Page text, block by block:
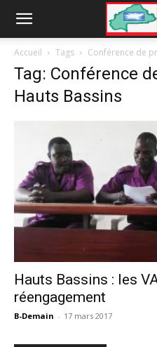
Accueil Tags Conférence de
Tag: Conférence
Hauts Bassins
Hauts Bassins : les
réengagement
B-Demain - 17 mars 2017